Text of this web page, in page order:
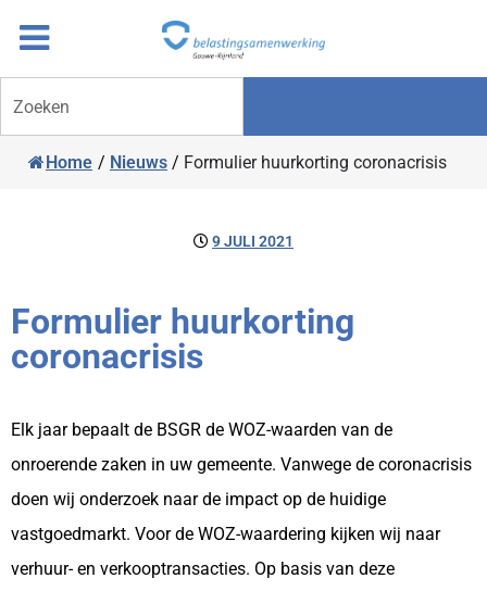
naar
inhoud
door
naar
navigatie
Zoeken
Home / Nieuws / Formulier huurkorting coronacrisis
9 JULI 2021
Formulier huurkorting
coronacrisis
Elk jaar bepaalt de BSGR de WOZ-waarden van de
onroerende zaken in uw gemeente. Vanwege de coronacrisis
doen wij onderzoek naar de impact op de huidige
vastgoedmarkt. Voor de WOZ-waardering kijken wij naar
verhuur- en verkooptransacties. Op basis van deze